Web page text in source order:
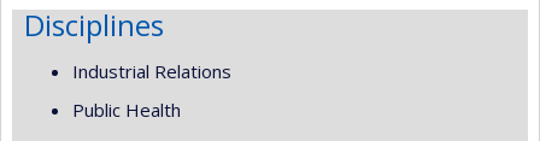
Disciplines
Industrial Relations
Public Health